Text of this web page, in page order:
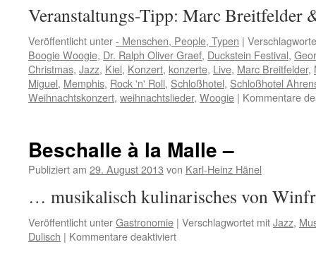
Veranstaltungs-Tipp: Marc Breitfelder
Veröffentlicht unter- Menschen, People, Typen |
Boogie Woogie, Dr. Ralph Oliver Graef, Duckstein Festival,
Christmas, Jazz, Kiel, Konzert, konzerte, Live, Marc Breitfelder,
Miguel, Memphis, Rock 'n' Roll, Schloßhotel, Schloßhotel
Weihnachtskonzert, weihnachtslieder, Woogie | Kommentare
Beschalle à la Malle –
Publiziert am 29. August 2013 von Karl-Heinz Hänel
… musikalisch kulinarisches von
Veröffentlicht unterGastronomie | Verschlagwortet mitJazz,
Dulisch | Kommentare deaktiviertfür